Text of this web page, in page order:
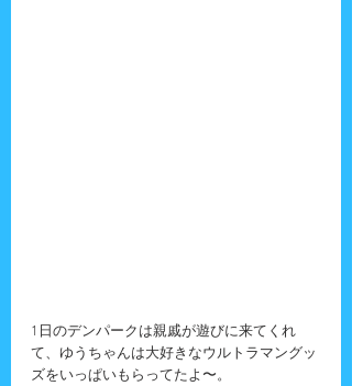
1日のデンパークは親戚が遊びに来てくれ
て、ゆうちゃんは大好きなウルトラマングッ
ズをいっぱいもらってたよ〜。